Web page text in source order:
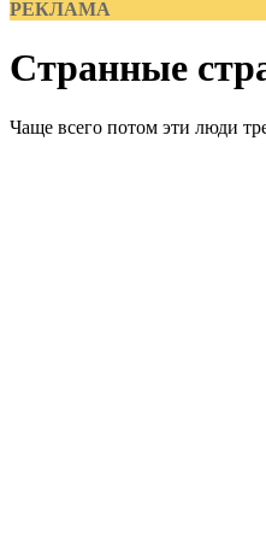
РЕКЛАМА
Странные
Чаще всего потом эти люди